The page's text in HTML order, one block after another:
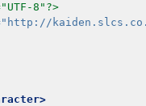
8"?>
"http://